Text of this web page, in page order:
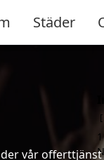
Städer
vår
1